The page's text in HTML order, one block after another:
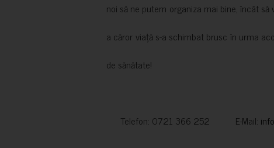
noi să ne putem organiza mai bine, încât
a căror viață s-a schimbat brusc în urma
de sănătate!
Telefon: 0721 366 252 E-Mail: